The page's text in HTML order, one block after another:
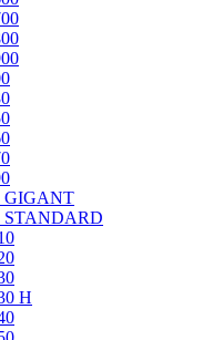
GIGANT
STANDARD
H